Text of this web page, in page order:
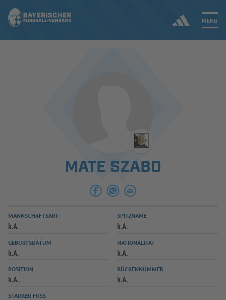
MENÜ
SPIELBETRIEB & VERBANDSLEBEN
AUSBILDUNG & FÖRDERUNG
SPIELPLUS
MATE SZABO
MANNSCHAFTSART
k.A.
SPITZNAME
k.A.
GEBURTSDATUM
k.A.
NATIONALITÄT
k.A.
POSITION
k.A.
RÜCKENNUMMER
k.A.
STARKER FUSS